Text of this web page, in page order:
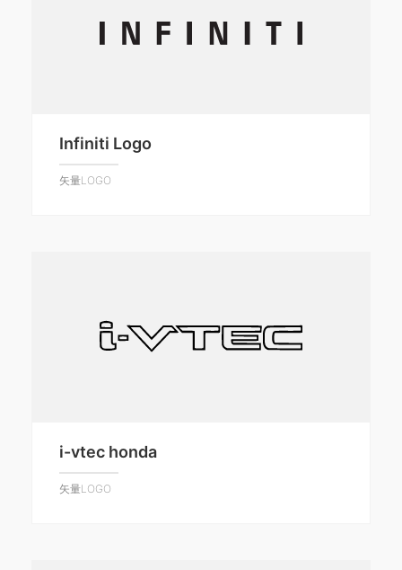
Infiniti Logo
矢量LOGO
i-vtec honda
矢量LOGO